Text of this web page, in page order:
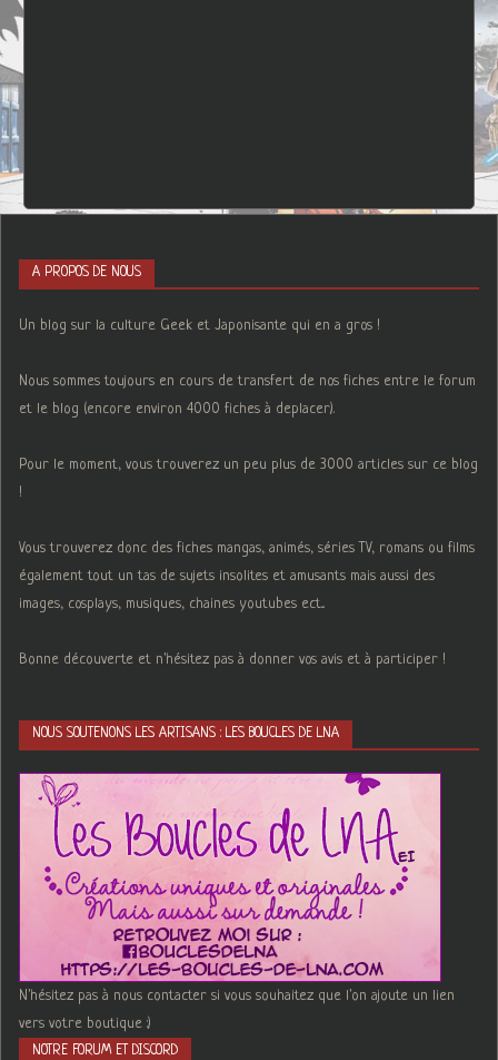
A PROPOS DE NOUS
Un blog sur la culture Geek et Japonisante qui en a gros !
Nous sommes toujours en cours de transfert de nos fiches entre le forum
et le blog (encore environ 4000 fiches à deplacer).
Pour le moment, vous trouverez un peu plus de 3000 articles sur ce blog
!
Vous trouverez donc des fiches mangas, animés, séries TV, romans ou films
également tout un tas de sujets insolites et amusants mais aussi des
images, cosplays, musiques, chaines youtubes ect...
Bonne découverte et n'hésitez pas à donner vos avis et à participer !
NOUS SOUTENONS LES ARTISANS : LES BOUCLES DE LNA
N'hésitez pas à nous contacter si vous souhaitez que l'on ajoute un lien
vers votre boutique :)
NOTRE FORUM ET DISCORD